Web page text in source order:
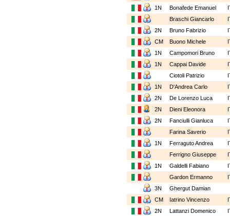
1N
Bonafede Emanuel
Braschi Giancarlo
2N
Bruno Fabrizio
CM
Buono Michele
1N
Campomori Bruno
1N
Cappai Davide
Ciotoli Patrizio
1N
D'Andrea Carlo
2N
De Lorenzo Luca
2N
Dieni Eleonora
2N
Fanciulli Gianluca
Farina Saverio
1N
Ferraguto Andrea
Ferrigno Giuseppe
1N
Galdelli Fabiano
Gardon Ermanno
3N
Ghergut Damian
CM
Iatrino Vincenzo
2N
Lattanzi Domenico